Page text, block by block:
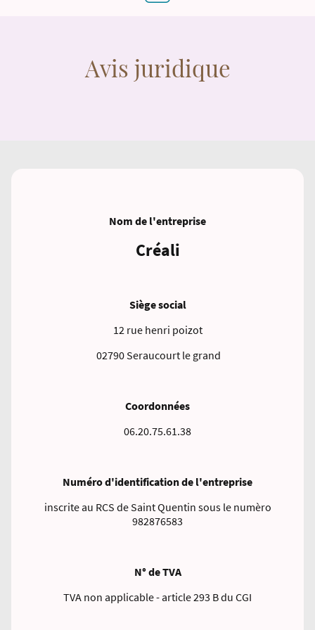
Avis juridique
Nom de l'entreprise
Créali
Siège social
12 rue henri poizot
02790 Seraucourt le grand
Coordonnées
06.20.75.61.38
Numéro d'identification de l'entreprise
inscrite au RCS de Saint Quentin sous le numèro
982876583
N° de TVA
TVA non applicable - article 293 B du CGI